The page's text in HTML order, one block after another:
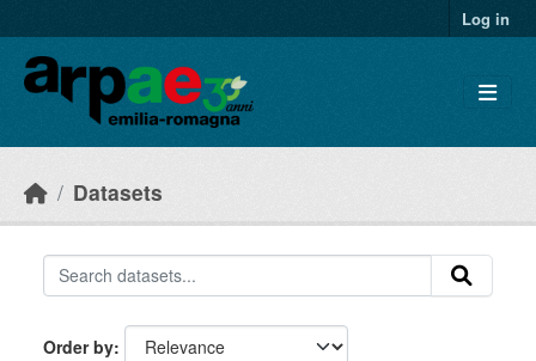
Log in
Datasets
Order by